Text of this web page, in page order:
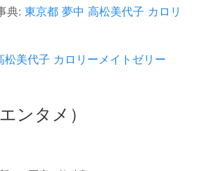
典: 東京都 夢中 高松美代子 カロリ
松美代子 カロリーメイトゼリー
ンタメ）